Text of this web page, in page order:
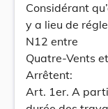
Considérant
y a lieu de
N12 entre
Quatre-Vents
Arrêtent:
Art. 1er. A